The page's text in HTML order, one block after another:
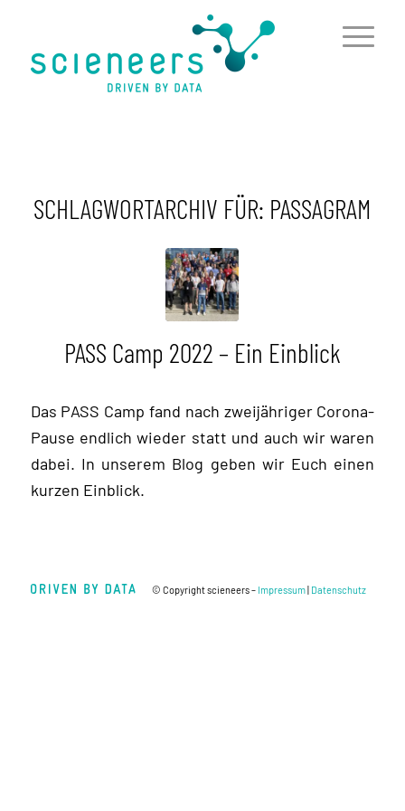
SCHLAGWORTARCHIV FÜR: PASSAGRAM
PASS Camp 2022 – Ein Einblick
Das PASS Camp fand nach zweijähriger Corona-
Pause endlich wieder statt und auch wir waren
dabei. In unserem Blog geben wir Euch einen
kurzen Einblick.
© Copyright scieneers – Impressum| Datenschutz